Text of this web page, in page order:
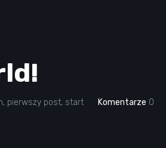
, pierwszy post, start Komentarze 0